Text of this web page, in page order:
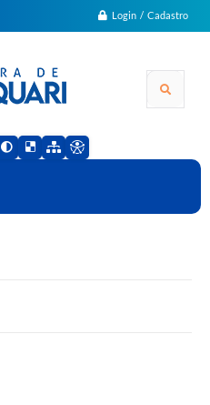
Login / Cadastro